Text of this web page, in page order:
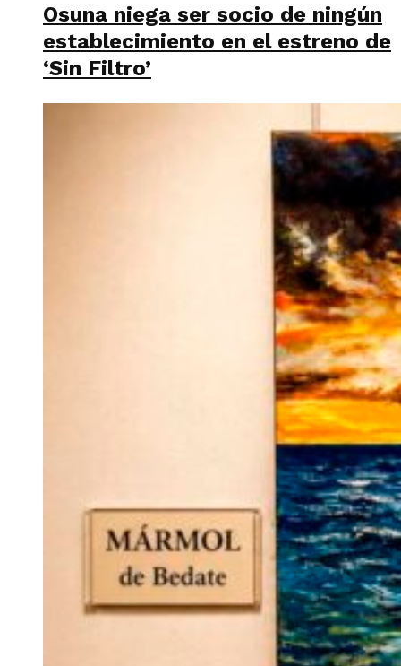
Osuna niega ser socio de ningún
establecimiento en el estreno de
‘Sin Filtro’